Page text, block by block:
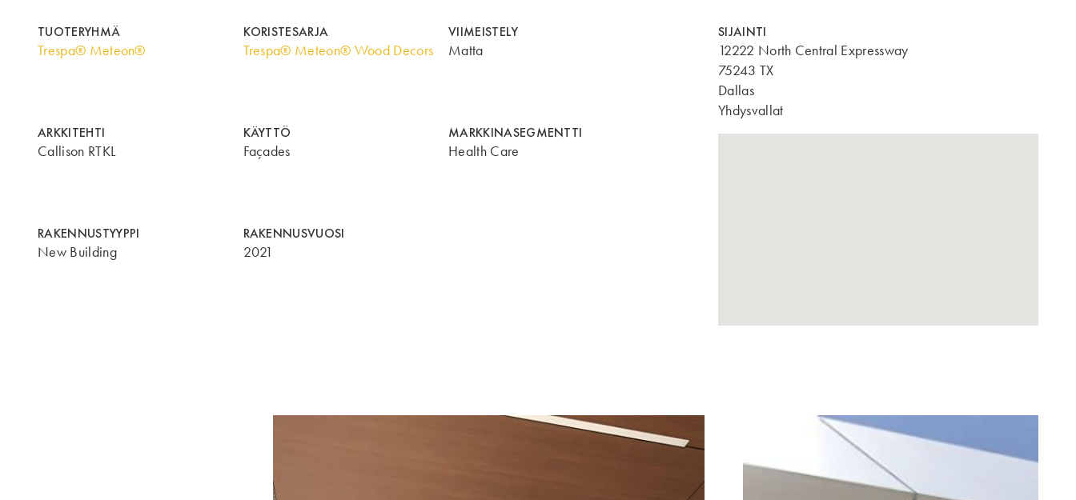
TUOTERYHMÄ
Trespa® Meteon®
KORISTESARJA
Trespa® Meteon® Wood Decors
VIIMEISTELY
Matta
ARKKITEHTI
Callison RTKL
KÄYTTÖ
Façades
MARKKINASEGMENTTI
Health Care
RAKENNUSTYYPPI
New Building
RAKENNUSVUOSI
2021
SIJAINTI
12222 North Central Expressway
75243 TX
Dallas
Yhdysvallat